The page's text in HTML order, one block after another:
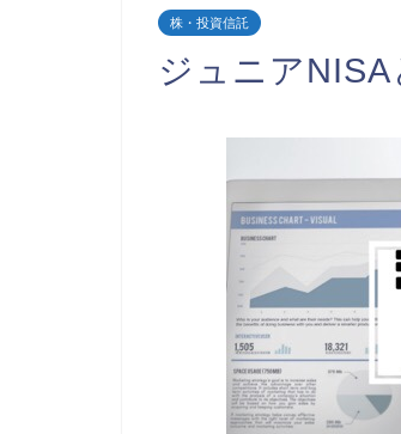
株・投資信託
ジュニアNISA